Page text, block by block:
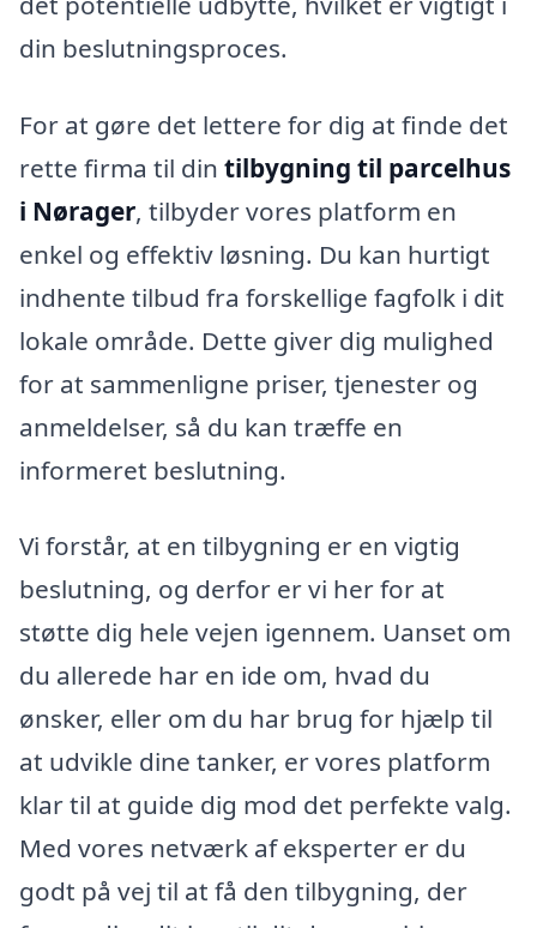
din beslutningsproces.
For at gøre det lettere for dig at finde det
rette firma til din tilbygning til parcelhus
i Nørager, tilbyder vores platform en
enkel og effektiv løsning. Du kan hurtigt
indhente tilbud fra forskellige fagfolk i dit
lokale område. Dette giver dig mulighed
for at sammenligne priser, tjenester og
anmeldelser, så du kan træffe en
informeret beslutning.
Vi forstår, at en tilbygning er en vigtig
beslutning, og derfor er vi her for at
støtte dig hele vejen igennem. Uanset om
du allerede har en ide om, hvad du
ønsker, eller om du har brug for hjælp til
at udvikle dine tanker, er vores platform
klar til at guide dig mod det perfekte valg.
Med vores netværk af eksperter er du
godt på vej til at få den tilbygning, der